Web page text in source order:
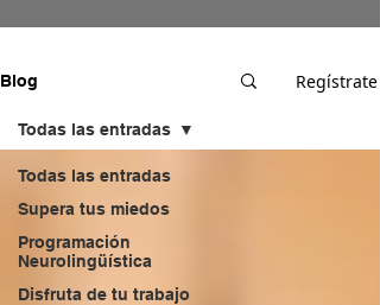
Blog Regístrate
Todas las entradas
Supera tus miedos
Programación
Neurolingüística
Disfruta de tu trabajo
Todas las entradas